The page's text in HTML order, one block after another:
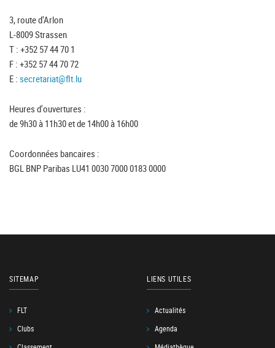
3, route d'Arlon
L-8009 Strassen
T : +352 57 44 70 1
F : +352 57 44 70 72
E : secretariat@flt.lu
Heures d'ouvertures :
de 9h30 à 11h30 et de 14h00 à 16h00
Coordonnées bancaires :
BGL BNP Paribas LU41 0030 7000 0183 0000
SITEMAP
FLT
Clubs
LIENS UTILES
Actualités
Agenda